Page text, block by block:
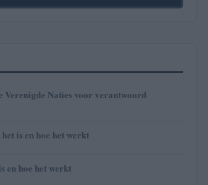
Verenigde Naties voor verantwoord
is en hoe het werkt
en hoe het werkt